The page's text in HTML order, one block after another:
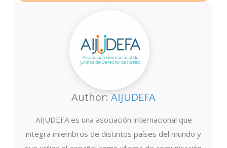
Author: AIJUDEFA
AIJUDEFA es una asociación internacional que
integra miembros de distintos países del mundo y